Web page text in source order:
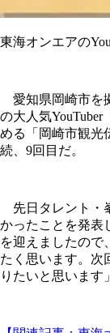
東海オンエアの
愛知県岡崎市を
の大人気YouTuber
める「岡崎市観光
続、9回目だ。
先日タレント・
かったことを発表
を迎えましたので
たく思います。次
りたいと思います